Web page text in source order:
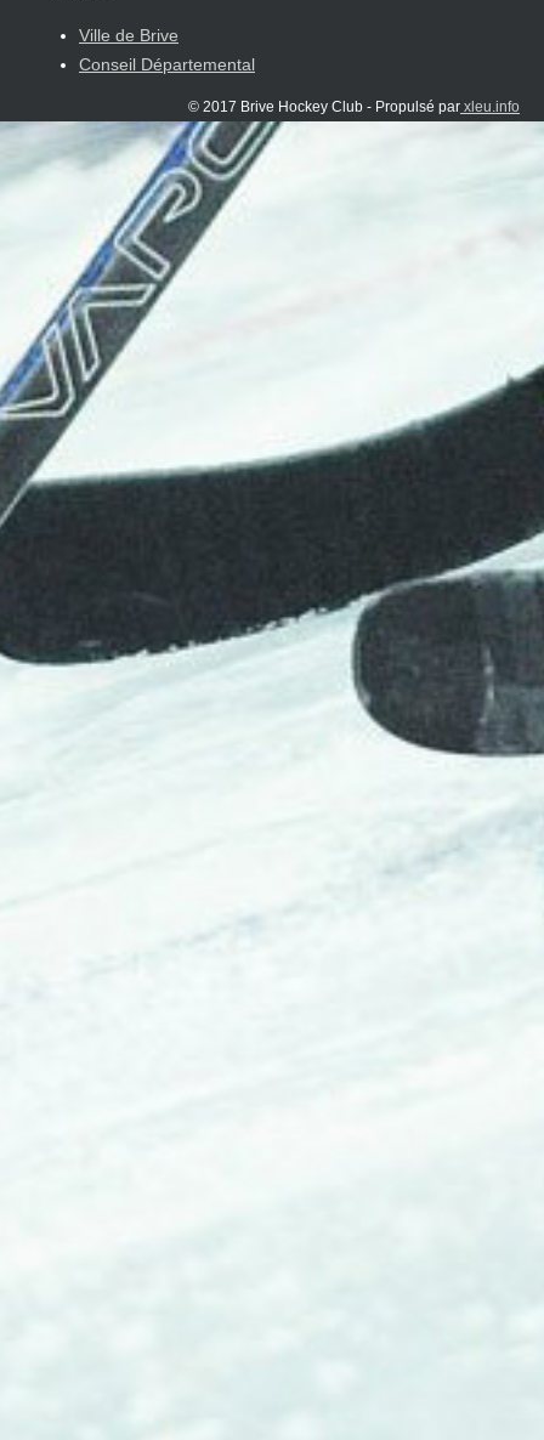
Ville de Brive
Conseil Départemental
© 2017 Brive Hockey Club - Propulsé par xleu.info